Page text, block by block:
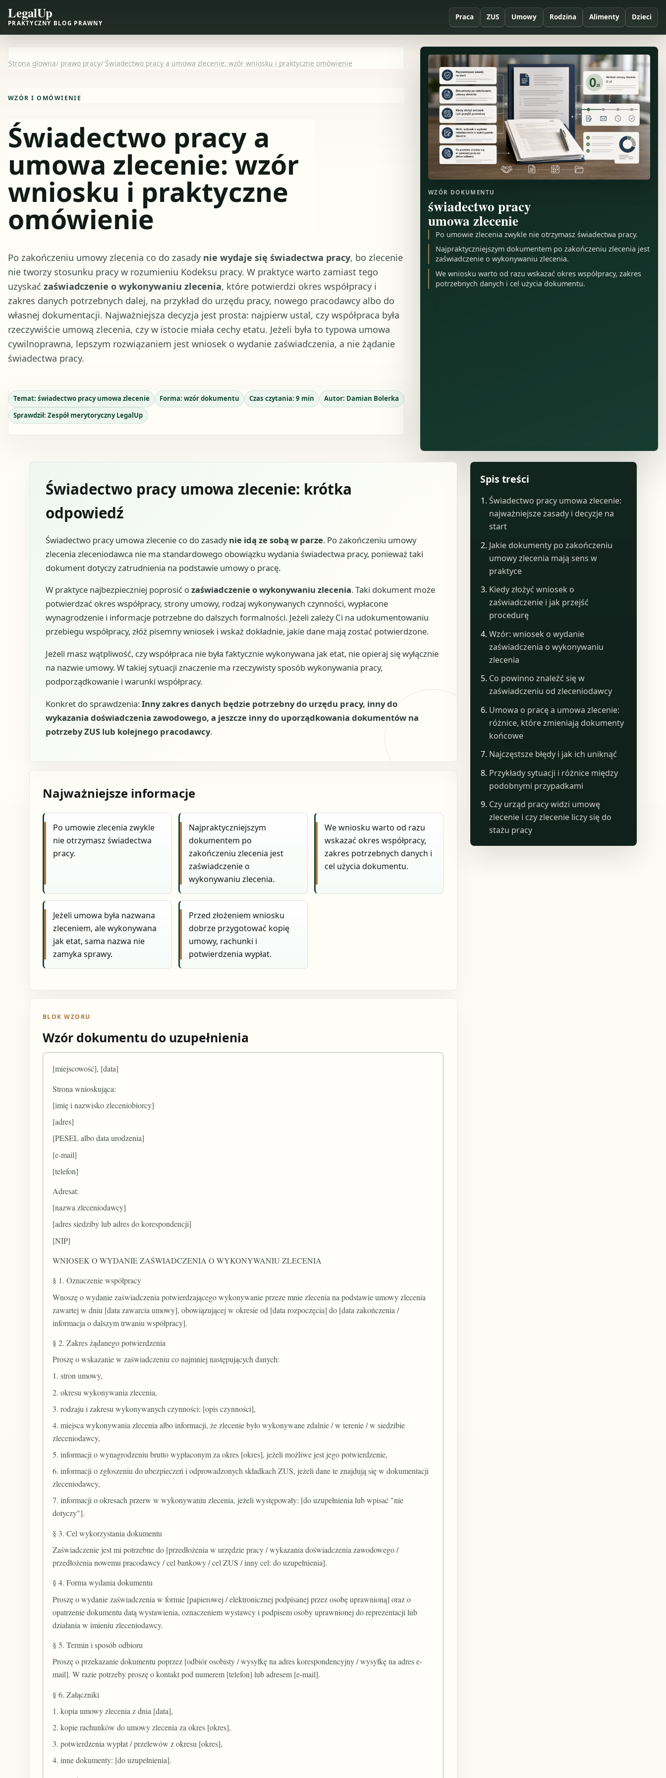
LegalUp
PRAKTYCZNY BLOG PRAWNY
Praca ZUS Umowy Rodzina Alimenty Dzieci
Strona glowna/ prawo pracy/ Świadectwo pracy a umowa zlecenie: wzór wniosku i praktyczne omówienie
WZÓR I OMÓWIENIE
Świadectwo pracy a
umowa zlecenie: wzór
wniosku i praktyczne
omówienie
Po zakończeniu umowy zlecenia co do zasady nie wydaje się świadectwa pracy, bo zlecenie
nie tworzy stosunku pracy w rozumieniu Kodeksu pracy. W praktyce warto zamiast tego
uzyskać zaświadczenie o wykonywaniu zlecenia, które potwierdzi okres współpracy i
zakres danych potrzebnych dalej, na przykład do urzędu pracy, nowego pracodawcy albo do
własnej dokumentacji. Najważniejsza decyzja jest prosta: najpierw ustal, czy współpraca była
rzeczywiście umową zlecenia, czy w istocie miała cechy etatu. Jeżeli była to typowa umowa
cywilnoprawna, lepszym rozwiązaniem jest wniosek o wydanie zaświadczenia, a nie żądanie
świadectwa pracy.
Temat: świadectwo pracy umowa zlecenie Forma: wzór dokumentu Czas czytania: 9 min Autor: Damian Bolerka
Sprawdził: Zespół merytoryczny LegalUp
WZÓR DOKUMENTU
świadectwo pracy
umowa zlecenie
Po umowie zlecenia zwykle nie otrzymasz świadectwa pracy.
Najpraktyczniejszym dokumentem po zakończeniu zlecenia jest
zaświadczenie o wykonywaniu zlecenia.
We wniosku warto od razu wskazać okres współpracy, zakres
potrzebnych danych i cel użycia dokumentu.
Świadectwo pracy umowa zlecenie: krótka
odpowiedź
Świadectwo pracy umowa zlecenie co do zasadynie idą ze sobą w parze. Po zakończeniu umowy
zlecenia zleceniodawca nie ma standardowego obowiązku wydania świadectwa pracy, ponieważ taki
dokument dotyczy zatrudnienia na podstawie umowy o pracę.
W praktyce najbezpieczniej poprosić ozaświadczenie o wykonywaniu zlecenia. Taki dokument może
potwierdzać okres współpracy, strony umowy, rodzaj wykonywanych czynności, wypłacone
wynagrodzenie i informacje potrzebne do dalszych formalności. Jeżeli zależy Ci na udokumentowaniu
przebiegu współpracy, złóż pisemny wniosek i wskaż dokładnie, jakie dane mają zostać potwierdzone.
Jeżeli masz wątpliwość, czy współpraca nie była faktycznie wykonywana jak etat, nie opieraj się wyłącznie
na nazwie umowy. W takiej sytuacji znaczenie ma rzeczywisty sposób wykonywania pracy,
podporządkowanie i warunki współpracy.
Konkret do sprawdzenia:Inny zakres danych będzie potrzebny do urzędu pracy, inny do
wykazania doświadczenia zawodowego, a jeszcze inny do uporządkowania dokumentów na
potrzeby ZUS lub kolejnego pracodawcy.
Najważniejsze informacje
Po umowie zlecenia zwykle
nie otrzymasz świadectwa
pracy.
Najpraktyczniejszym
dokumentem po
zakończeniu zlecenia jest
zaświadczenie o
wykonywaniu zlecenia.
We wniosku warto od razu
wskazać okres współpracy,
zakres potrzebnych danych i
cel użycia dokumentu.
Jeżeli umowa była nazwana
zleceniem, ale wykonywana
jak etat, sama nazwa nie
zamyka sprawy.
Przed złożeniem wniosku
dobrze przygotować kopię
umowy, rachunki i
potwierdzenia wypłat.
BLOK WZORU
Wzór dokumentu do uzupełnienia
[miejscowość], [data]
Strona wnioskująca:
[imię i nazwisko zleceniobiorcy]
[adres]
[PESEL albo data urodzenia]
[e-mail]
[telefon]
Adresat:
[nazwa zleceniodawcy]
[adres siedziby lub adres do korespondencji]
[NIP]
WNIOSEK O WYDANIE ZAŚWIADCZENIA O WYKONYWANIU ZLECENIA
§ 1. Oznaczenie współpracy
Wnoszę o wydanie zaświadczenia potwierdzającego wykonywanie przeze mnie zlecenia na podstawie umowy zlecenia
zawartej w dniu [data zawarcia umowy], obowiązującej w okresie od [data rozpoczęcia] do [data zakończenia /
informacja o dalszym trwaniu współpracy].
§ 2. Zakres żądanego potwierdzenia
Proszę o wskazanie w zaświadczeniu co najmniej następujących danych:
1. stron umowy,
2. okresu wykonywania zlecenia,
3. rodzaju i zakresu wykonywanych czynności: [opis czynności],
4. miejsca wykonywania zlecenia albo informacji, że zlecenie było wykonywane zdalnie / w terenie / w siedzibie
zleceniodawcy,
5. informacji o wynagrodzeniu brutto wypłaconym za okres [okres], jeżeli możliwe jest jego potwierdzenie,
6. informacji o zgłoszeniu do ubezpieczeń i odprowadzonych składkach ZUS, jeżeli dane te znajdują się w dokumentacji
zleceniodawcy,
7. informacji o okresach przerw w wykonywaniu zlecenia, jeżeli występowały: [do uzupełnienia lub wpisać "nie
dotyczy"].
§ 3. Cel wykorzystania dokumentu
Zaświadczenie jest mi potrzebne do [przedłożenia w urzędzie pracy / wykazania doświadczenia zawodowego /
przedłożenia nowemu pracodawcy / cel bankowy / cel ZUS / inny cel: do uzupełnienia].
§ 4. Forma wydania dokumentu
Proszę o wydanie zaświadczenia w formie [papierowej / elektronicznej podpisanej przez osobę uprawnioną] oraz o
opatrzenie dokumentu datą wystawienia, oznaczeniem wystawcy i podpisem osoby uprawnionej do reprezentacji lub
działania w imieniu zleceniodawcy.
§ 5. Termin i sposób odbioru
Proszę o przekazanie dokumentu poprzez [odbiór osobisty / wysyłkę na adres korespondencyjny / wysyłkę na adres e-
mail]. W razie potrzeby proszę o kontakt pod numerem [telefon] lub adresem [e-mail].
§ 6. Załączniki
1. kopia umowy zlecenia z dnia [data],
2. kopie rachunków do umowy zlecenia za okres [okres],
3. potwierdzenia wypłat / przelewów z okresu [okres],
4. inne dokumenty: [do uzupełnienia].
Spis treści
Świadectwo pracy umowa zlecenie:
najważniejsze zasady i decyzje na
start
Jakie dokumenty po zakończeniu
umowy zlecenia mają sens w
praktyce
Kiedy złożyć wniosek o
zaświadczenie i jak przejść
procedurę
Wzór: wniosek o wydanie
zaświadczenia o wykonywaniu
zlecenia
Co powinno znaleźć się w
zaświadczeniu od zleceniodawcy
Umowa o pracę a umowa zlecenie:
różnice, które zmieniają dokumenty
końcowe
Najczęstsze błędy i jak ich uniknąć
Przykłady sytuacji i różnice między
podobnymi przypadkami
Czy urząd pracy widzi umowę
zlecenie i czy zlecenie liczy się do
stażu pracy